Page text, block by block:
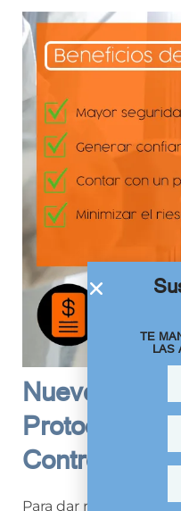
Nuevo
Protocolos
Control de
Para dar respuesta a
TELAS